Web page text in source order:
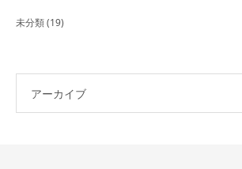
未分類(19)
アーカイブ